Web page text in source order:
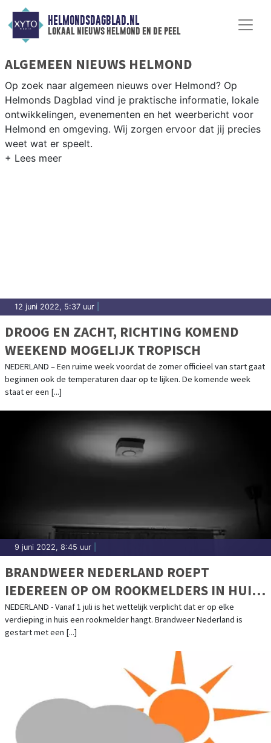
HELMONDSDAGBLAD.NL
lokaal nieuws helmond en de peel
ALGEMEEN NIEUWS HELMOND
Op zoek naar algemeen nieuws over Helmond? Op
Helmonds Dagblad vind je praktische informatie, lokale
ontwikkelingen, evenementen en het weerbericht voor
Helmond en omgeving. Wij zorgen ervoor dat jij precies
weet wat er speelt.
12 juni 2022, 5:37 uur
DROOG EN ZACHT, RICHTING KOMEND
WEEKEND MOGELIJK TROPISCH
NEDERLAND – Een ruime week voordat de zomer officieel van start gaat
beginnen ook de temperaturen daar op te lijken. De komende week
staat er een [...]
9 juni 2022, 8:45 uur
BRANDWEER NEDERLAND ROEPT
IEDEREEN OP OM ROOKMELDERS IN HUIS
OP TE HANGEN
NEDERLAND - Vanaf 1 juli is het wettelijk verplicht dat er op elke
verdieping in huis een rookmelder hangt. Brandweer Nederland is
gestart met een [...]